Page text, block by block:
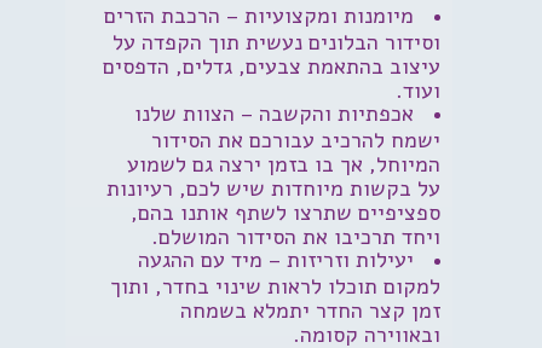
מיומנות ומקצועיות – הרכבת הזרים
וסידור הבלונים נעשית תוך הקפדה על
עיצוב בהתאמת צבעים, גדלים, הדפסים
ועוד.
אכפתיות והקשבה – הצוות שלנו
ישמח להרכיב עבורכם את הסידור
המיוחל, אך בו בזמן ירצה גם לשמוע
על בקשות מיוחדות שיש לכם, רעיונות
ספציפיים שתרצו לשתף אותנו בהם,
ויחד תרכיבו את הסידור המושלם.
יעילות וזריזות – מיד עם ההגעה
למקום תוכלו לראות שינוי בחדר, ותוך
זמן קצר החדר יתמלא בשמחה
ובאווירה קסומה.